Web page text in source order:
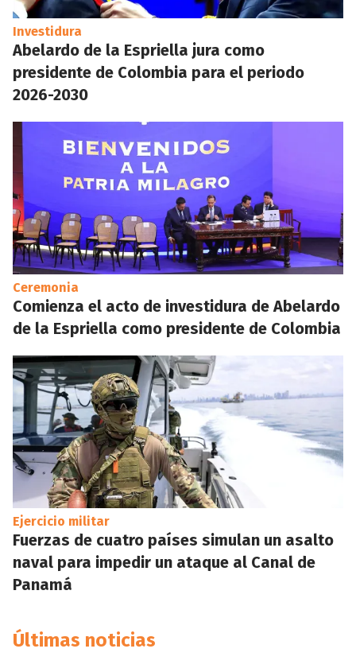
Investidura
Abelardo de la Espriella jura como
presidente de Colombia para el periodo
2026-2030
Ceremonia
Comienza el acto de investidura de Abelardo
de la Espriella como presidente de Colombia
Ejercicio militar
Fuerzas de cuatro países simulan un asalto
naval para impedir un ataque al Canal de
Panamá
Últimas noticias